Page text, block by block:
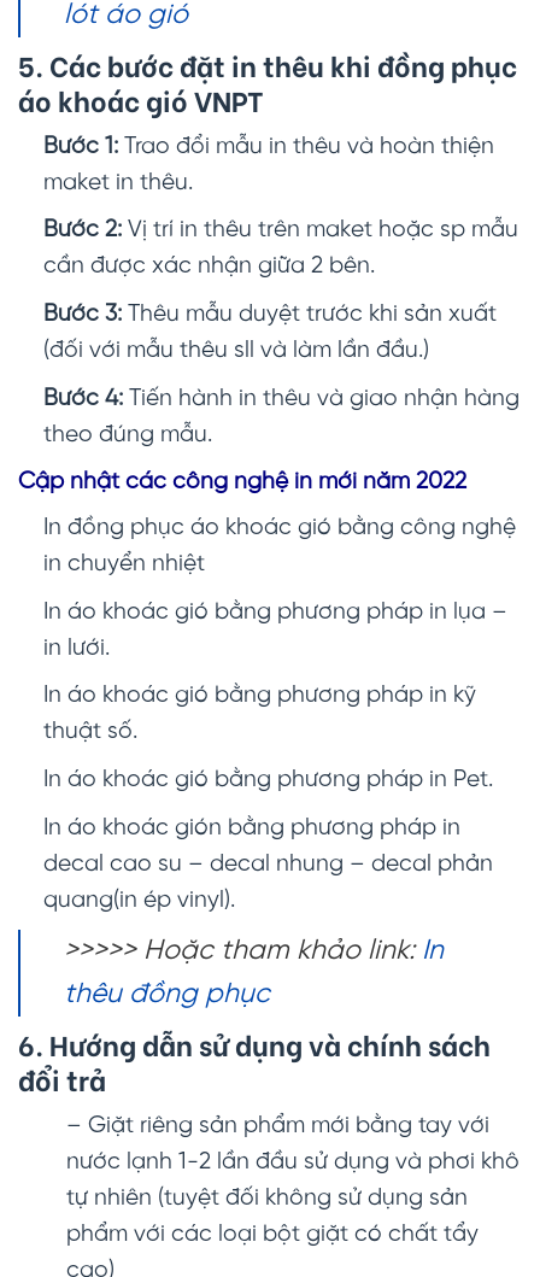
lót áo gió
5. Các bước đặt in thêu khi đồng phục
áo khoác gió VNPT
Bước 1:Trao đổi mẫu in thêu và hoàn thiện
maket in thêu.
Bước 2:Vị trí in thêu trên maket hoặc sp mẫu
cần được xác nhận giữa 2 bên.
Bước 3:Thêu mẫu duyệt trước khi sản xuất
(đối với mẫu thêu sll và làm lần đầu.)
Bước 4:Tiến hành in thêu và giao nhận hàng
theo đúng mẫu.
Cập nhật các công nghệ in mới năm 2022
In đồng phục áo khoác gió bằng công nghệ
in chuyển nhiệt
In áo khoác gió bằng phương pháp in lụa –
in lưới.
In áo khoác gió bằng phương pháp in kỹ
thuật số.
In áo khoác gió bằng phương pháp in Pet.
In áo khoác gión bằng phương pháp in
decal cao su – decal nhung – decal phản
quang(in ép vinyl).
>>>>> Hoặc tham khảo link: In
thêu đồng phục
6. Hướng dẫn sử dụng và chính sách
đổi trả
– Giặt riêng sản phẩm mới bằng tay với
nước lạnh 1-2 lần đầu sử dụng và phơi khô
tự nhiên (tuyệt đối không sử dụng sản
phẩm với các loại bột giặt có chất tẩy
cao)